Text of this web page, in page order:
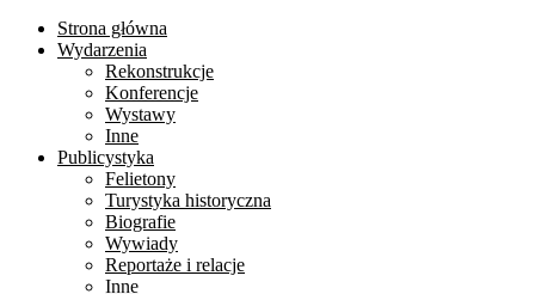
Strona główna
Wydarzenia
Rekonstrukcje
Konferencje
Wystawy
Inne
Publicystyka
Felietony
Turystyka historyczna
Biografie
Wywiady
Reportaże i relacje
Inne